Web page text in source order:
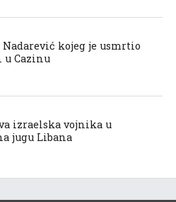
Nadarević kojeg je usmrtio
u Cazinu
izraelska vojnika u
jugu Libana